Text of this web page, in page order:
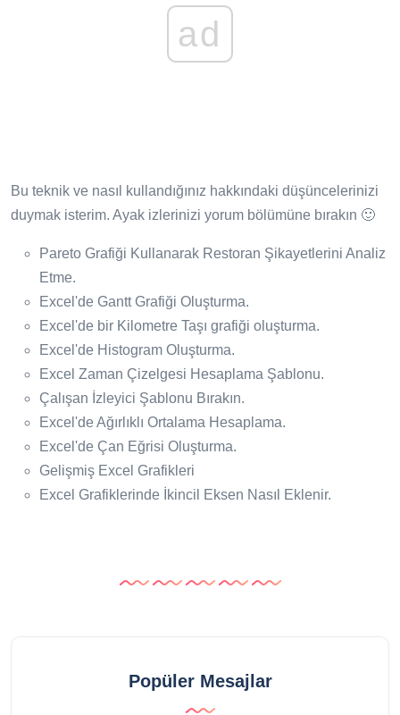
ad
Bu teknik ve nasıl kullandığınız hakkındaki düşüncelerinizi
duymak isterim. Ayak izlerinizi yorum bölümüne bırakın 🙂
Pareto Grafiği Kullanarak Restoran Şikayetlerini Analiz
Etme.
Excel'de Gantt Grafiği Oluşturma.
Excel'de bir Kilometre Taşı grafiği oluşturma.
Excel'de Histogram Oluşturma.
Excel Zaman Çizelgesi Hesaplama Şablonu.
Çalışan İzleyici Şablonu Bırakın.
Excel'de Ağırlıklı Ortalama Hesaplama.
Excel'de Çan Eğrisi Oluşturma.
Gelişmiş Excel Grafikleri
Excel Grafiklerinde İkincil Eksen Nasıl Eklenir.
Popüler Mesajlar